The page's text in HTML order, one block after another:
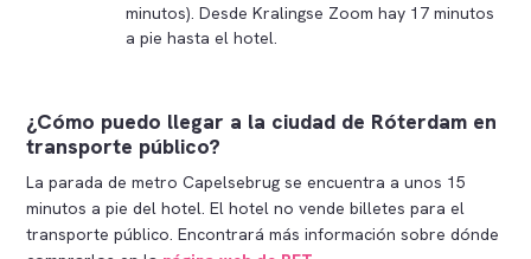
minutos). Desde Kralingse Zoom hay 17 minutos
a pie hasta el hotel.
¿Cómo puedo llegar a la ciudad de Róterdam en
transporte público?
La parada de metro Capelsebrug se encuentra a unos 15
minutos a pie del hotel. El hotel no vende billetes para el
transporte público. Encontrará más información sobre dónde